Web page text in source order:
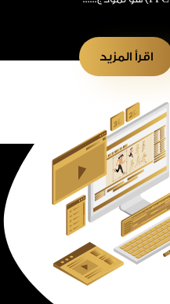
اقرأ المزيد